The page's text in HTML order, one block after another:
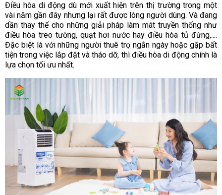
Điều hòa di động dù mới xuất hiện trên thị trường trong một
vài năm gần đây nhưng lại rất được lòng người dùng. Và đang
dần thay thế cho những giải pháp làm mát truyền thống như
điều hòa treo tường, quạt hơi nước hay điều hòa tủ đứng,....
Đặc biệt là với những người thuê trọ ngắn ngày hoặc gặp bất
tiện trong việc lắp đặt và tháo dỡ, thì điều hòa di động chính là
lựa chọn tối ưu nhất.